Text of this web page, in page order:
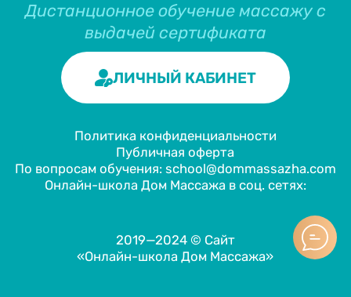
Дистанционное обучение массажу с
выдачей сертификата
ЛИЧНЫЙ КАБИНЕТ
2019—2024 © Сайт
«Онлайн-школа Дом Массажа»
Политика конфиденциальности
Публичная оферта
По вопросам обучения: school@dommassazha.com
Онлайн-школа Дом Массажа в соц. сетях: